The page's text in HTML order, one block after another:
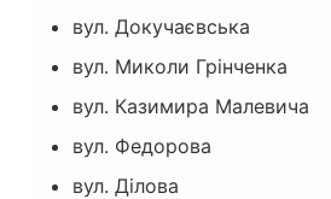
вул. Докучаєвська
вул. Миколи Грінченка
вул. Казимира Малевича
вул. Федорова
вул. Ділова